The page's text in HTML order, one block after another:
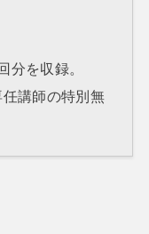
分を収録。
任講師の特別無